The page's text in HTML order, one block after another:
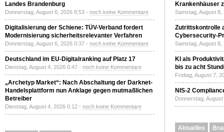
Landes Brandenburg
Donnerstag, August 6, 2026 8:53 - noch keine Kommentare
Digitalisierung der Schiene: TÜV-Verband fordert
Modernisierung sicherheitsrelevanter Verfahren
Donnerstag, August 6, 2026 0:37 - noch keine Kommentare
Deutschland im EU-Digitalranking auf Platz 17
Dienstag, August 4, 2026 0:47 - noch keine Kommentare
„Archetyp Market“: Nach Abschaltung der Darknet-
Handelsplattform nun Anklage gegen mutmaßlichen
Betreiber
Dienstag, August 4, 2026 0:12 - noch keine Kommentare
Krankenhäuser
Samstag, August
Zutrittskontrolle
Cybersecurity-
Samstag, August
KI als
bis zu acht
Freitag, August 7,
NIS-2
Donnerstag,
Aktuelles